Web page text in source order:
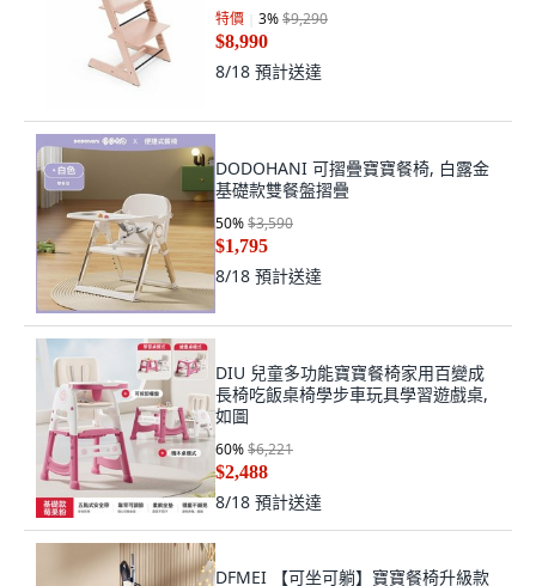
特價 3%$9,290
$8,990
8/18 預計送達
DODOHANI 可摺疊寶寶餐椅, 白露金
基礎款雙餐盤摺疊
50%$3,590
$1,795
8/18 預計送達
DIU 兒童多功能寶寶餐椅家用百變成
長椅吃飯桌椅學步車玩具學習遊戲桌,
如圖
60%$6,221
$2,488
8/18 預計送達
DFMEI 【可坐可躺】寶寶餐椅升級款